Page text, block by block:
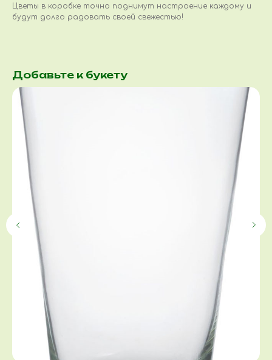
Цветы в коробке точно поднимут настроение каждому и
будут долго радовать своей свежестью!
Добавьте к букету